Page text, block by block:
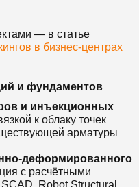
— в статье
в бизнес-центрах
и фундаментов
и инъекционных
к облаку точек
арматуры
деформированного
с расчётными
Robot Structural